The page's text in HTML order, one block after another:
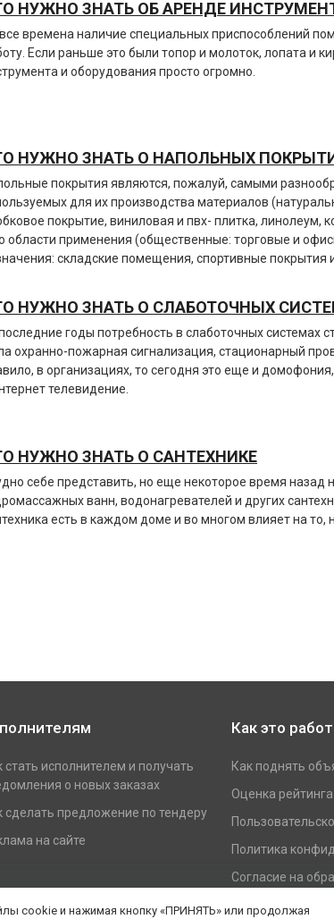
НУЖНО ЗНАТЬ ОБ АРЕНДЕ
времена наличие специальных приспособлений
Если раньше это были топор и молоток, лопата и
и оборудования просто огромно.
НУЖНО ЗНАТЬ О НАПОЛЬНЫХ
покрытия являются, пожалуй, самыми
для их производства материалов
покрытие, виниловая и пвх- плитка, линолеум,
области применения (общественные: торговые и
складские помещения, спортивные покрытия
НУЖНО ЗНАТЬ О СЛАБОТОЧНЫХ
годы потребность в слаботочных системах
охранно-пожарная сигнализация, стационарный
в организациях, то сегодня это еще и
телевидение.
НУЖНО ЗНАТЬ О САНТЕХНИКЕ
себе представить, но еще некоторое время назад
ванн, водонагревателей и других
есть в каждом доме и во многом влияет на
стать исполнителем и получать
о новых заказах
сделать предложение по тендеру
на сайте
Как это
Как поднять
Оценка
Политика
Согласие на
cookie и нажимая кнопку «ПРИНЯТЬ» или продолжая